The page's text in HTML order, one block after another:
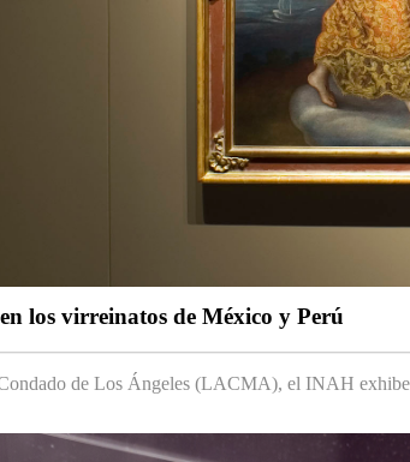
los virreinatos de México y Perú
de Los Ángeles (LACMA), el INAH